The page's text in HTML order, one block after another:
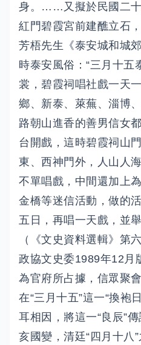
身。……又擬於民國二
紅門碧霞宮前建醮立石
芳梧先生《泰安城和城
時泰安風俗：“三月十五
裳，碧霞祠唱社戲一天
鄉、新泰、萊蕪、淄博
路朝山進香的善男信女
台開戲，這時碧霞祠山
東、西神門外，人山人
不單唱戲，中間還加上
金橋等迷信活動，做的
五日，再唱一天戲，並
（《文史資料選輯》第
政協文史委1989年12月
為官府所占據，信眾聚
在“三月十五”這一“換袍
耳相因，將這一“良辰”
亥國變，清廷“四月十八